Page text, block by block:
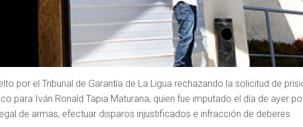
por el Tribunal de Garantía de La Ligua rechazando la solicitud de
para Iván Ronald Tapia Maturana, quien fue imputado el día de ayer
de armas, efectuar disparos injustificados e infracción de deberes